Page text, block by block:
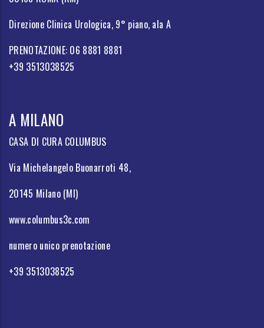
Direzione Clinica Urologica, 9° piano, ala A
PRENOTAZIONE: 06 8881 8881
+39 3513038525
A MILANO
CASA DI CURA COLUMBUS
Via Michelangelo Buonarroti 48,
20145 Milano (MI)
www.columbus3c.com
numero unico prenotazione
+39 3513038525